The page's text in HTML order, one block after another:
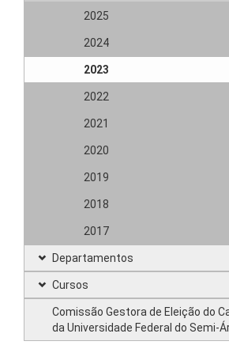
2025
2024
2023
2022
2021
2020
2019
2018
2017
Departamentos
Cursos
Comissão Gestora de Eleição do
da Universidade Federal do Semi-